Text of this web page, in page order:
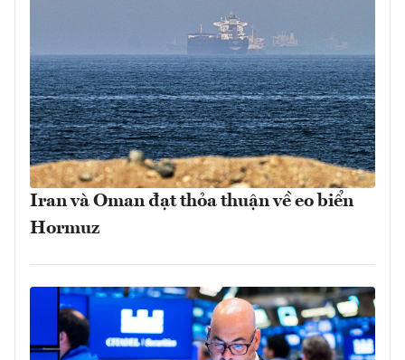
Iran và Oman đạt thỏa thuận về eo biển
Hormuz